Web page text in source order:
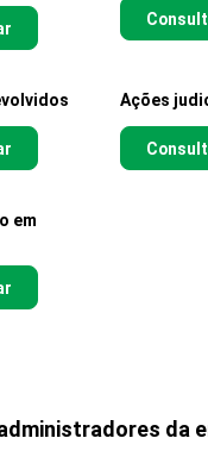
Ações
em
da